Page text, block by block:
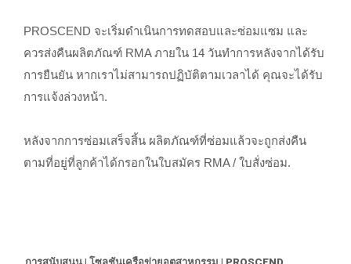
PROSCEND จะเริ่มดำเนินการทดสอบและซ่อมแซม และ
ควรส่งคืนผลิตภัณฑ์ RMA ภายใน 14 วันทำการหลังจากได้รับ
การยืนยัน หากเราไม่สามารถปฏิบัติตามเวลาได้ คุณจะได้รับ
การแจ้งล่วงหน้า.
หลังจากการซ่อมเสร็จสิ้น ผลิตภัณฑ์ที่ซ่อมแล้วจะถูกส่งคืน
ตามที่อยู่ที่ลูกค้าได้กรอกในใบสมัคร RMA / ใบสั่งซ่อม.